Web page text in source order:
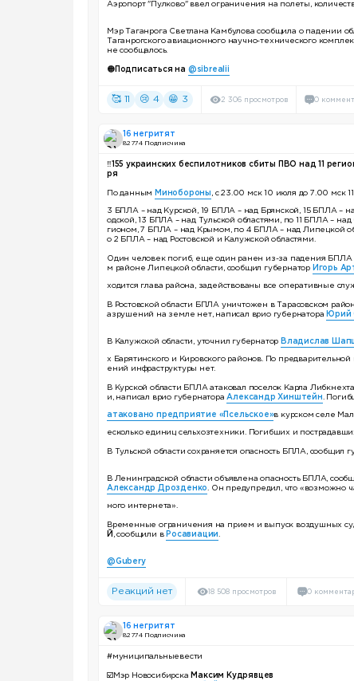
Аэропорт "Пулково" ввел ограничения на полеты,
Мэр Таганрога Светлана Камбулова сообщила о падении
Таганрогского авиационного научно-технического
не сообщалось.
🟠Подписаться на @sibrealii
🥰 11 😢 4 😁 3 2 306 просмотров 0
16 негритят
82 774 Подписчика
‼️ 155 украинских беспилотников сбиты ПВО над 11
ря
По данным Минобороны , с 23.00 мск 10 июля до 7.00 мск
3 БПЛА – над Курской, 19 БПЛА – над Брянской, 15 БПЛА –
одской, 13 БПЛА – над Тульской областями, по 11 БПЛА –
гионом, 7 БПЛА – над Крымом, по 4 БПЛА – над Липецкой
о 2 БПЛА – над Ростовской и Калужской областями.
Один человек погиб, еще один ранен из-за падения БПЛА
м районе Липецкой области, сообщил губернатор Игорь
ходится глава района, задействованы все оперативные
В Ростовской области БПЛА уничтожен в Тарасовском
азрушений на земле нет, написал врио губернатора Юрий
В Калужской области, уточнил губернатор Владислав
х Барятинского и Кировского районов. По
ений инфраструктуры нет.
В Курской области БПЛА атаковал поселок Карла
и, написал врио губернатораАлександр Хинштейн .
атаковано предприятие «Псельское»в курском селе
есколько единиц сельхозтехники. Погибших и
В Тульской области сохраняется опасность БПЛА, сообщил
В Ленинградской области объявлена опасность БПЛА,
Александр Дрозденко. Он предупредил, что «возможно
ного интернета».
Временные ограничения на прием и выпуск воздушных
Й , сообщили в Росавиации.
@Gubery
Реакций нет 18 508 просмотров 0
16 негритят
82 774 Подписчика
#муниципальныевести
☑️Мэр Новосибирска Максим Кудрявцев